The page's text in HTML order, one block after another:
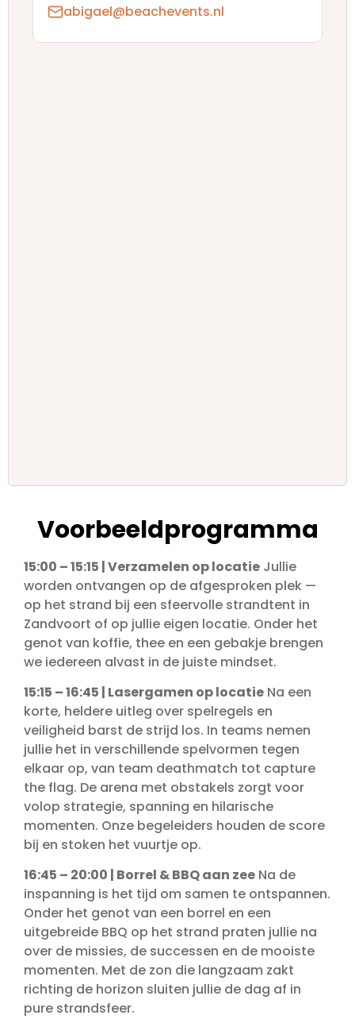
abigael@beachevents.nl
Voorbeeldprogramma
15:00 – 15:15 | Verzamelen op locatie Jullie
worden ontvangen op de afgesproken plek —
op het strand bij een sfeervolle strandtent in
Zandvoort of op jullie eigen locatie. Onder het
genot van koffie, thee en een gebakje brengen
we iedereen alvast in de juiste mindset.
15:15 – 16:45 | Lasergamen op locatie Na een
korte, heldere uitleg over spelregels en
veiligheid barst de strijd los. In teams nemen
jullie het in verschillende spelvormen tegen
elkaar op, van team deathmatch tot capture
the flag. De arena met obstakels zorgt voor
volop strategie, spanning en hilarische
momenten. Onze begeleiders houden de score
bij en stoken het vuurtje op.
16:45 – 20:00 | Borrel & BBQ aan zee Na de
inspanning is het tijd om samen te ontspannen.
Onder het genot van een borrel en een
uitgebreide BBQ op het strand praten jullie na
over de missies, de successen en de mooiste
momenten. Met de zon die langzaam zakt
richting de horizon sluiten jullie de dag af in
pure strandsfeer.